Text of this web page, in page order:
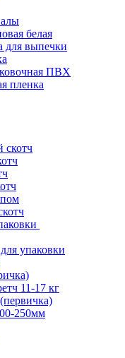
белая
для выпечки
ПВХ
пленка
скотч
упаковки
11-17 кг
250мм